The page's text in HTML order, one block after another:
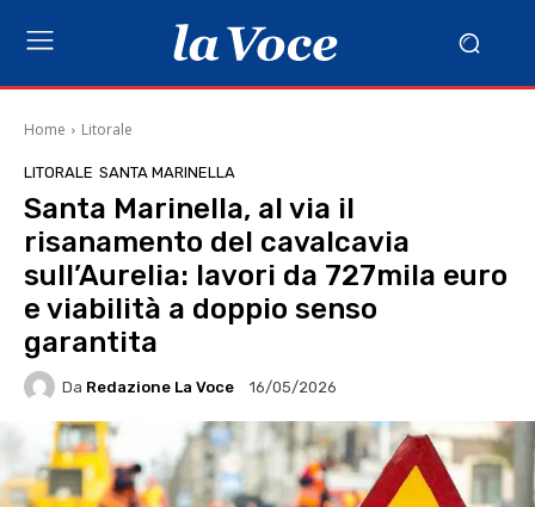
Home Litorale
LITORALE SANTA MARINELLA
Santa Marinella, al via il
risanamento del cavalcavia
sull’Aurelia: lavori da 727mila euro
e viabilità a doppio senso
garantita
Da Redazione La Voce 16/05/2026